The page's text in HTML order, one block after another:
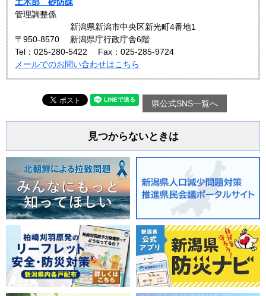
土木部 砂防課
管理調整係
〒950-8570
新潟県新潟市中央区新光町4番地1
新潟県庁行政庁舎6階
Tel：025-280-5422
Fax：025‐285‐9724
メールでのお問い合わせはこちら
県公式SNS一覧へ
見つからないときは